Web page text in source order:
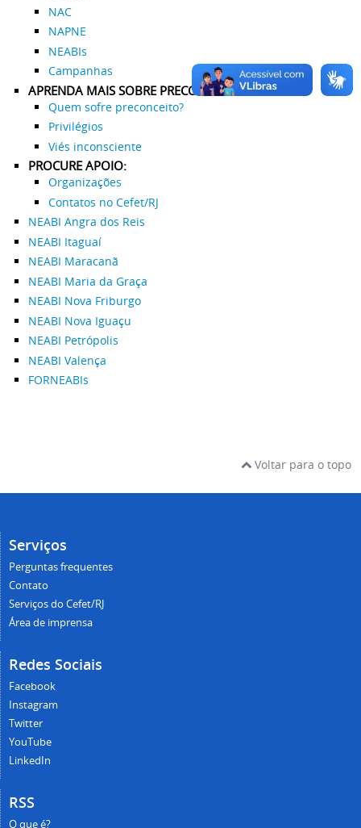
NAC
NAPNE
NEABIs
Campanhas
APRENDA MAIS SOBRE PRECONCEITO:
Quem sofre preconceito?
Privilégios
Viés inconsciente
PROCURE APOIO:
Organizações
Contatos no Cefet/RJ
NEABI Angra dos Reis
NEABI Itaguaí
NEABI Maracanã
NEABI Maria da Graça
NEABI Nova Friburgo
NEABI Nova Iguaçu
NEABI Petrópolis
NEABI Valença
FORNEABIs
Voltar para o topo
Serviços
Perguntas frequentes
Contato
Serviços do Cefet/RJ
Área de imprensa
Redes Sociais
Facebook
Instagram
Twitter
YouTube
LinkedIn
RSS
O que é?